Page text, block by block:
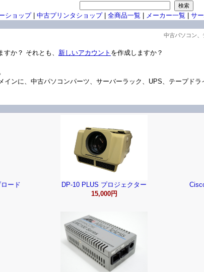
ショップ| 中古プリンタショップ| 全商品一覧 メーカー一覧 サ
中古パソコン
すか？ それとも、 新しいアカウント を作成しますか？
インに、中古パソコンパーツ、サーバーラック、UPS、テープド
ード
DP-10 PLUS プロジェクター
15,000円